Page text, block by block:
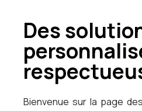
Des
Bienvenue sur la page